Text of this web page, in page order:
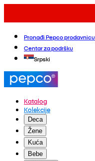
Pronađi Pepco prodavnicu
Centar za podršku
Srpski
Katalog
Kolekcije
Deca
Žene
Kuća
Bebe